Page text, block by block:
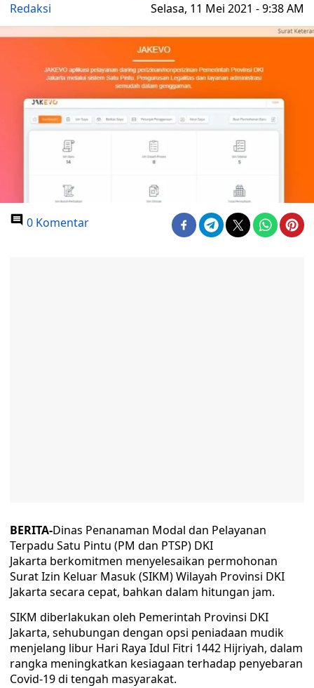
Redaksi Selasa, 11 Mei 2021 - 9:38 AM
0 Komentar
BERITA-Dinas Penanaman Modal dan Pelayanan
Terpadu Satu Pintu (PM dan PTSP) DKI
Jakarta berkomitmen menyelesaikan permohonan
Surat Izin Keluar Masuk (SIKM) Wilayah Provinsi DKI
Jakarta secara cepat, bahkan dalam hitungan jam.
SIKM diberlakukan oleh Pemerintah Provinsi DKI
Jakarta, sehubungan dengan opsi peniadaan mudik
menjelang libur Hari Raya Idul Fitri 1442 Hijriyah, dalam
rangka meningkatkan kesiagaan terhadap penyebaran
Covid-19 di tengah masyarakat.